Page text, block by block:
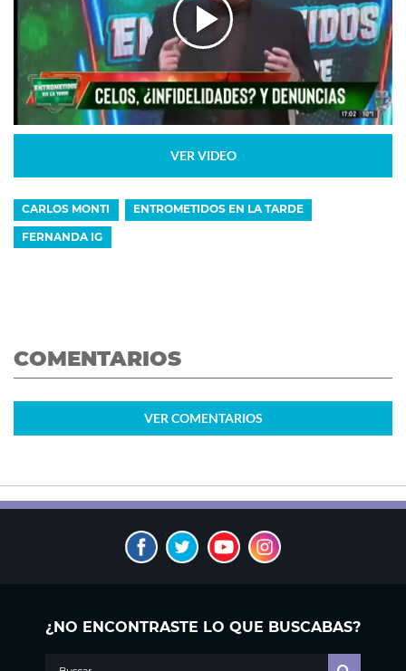
VER VIDEO
CARLOS MONTI ENTROMETIDOS EN LA TARDE
FERNANDA IG
COMENTARIOS
VER COMENTARIOS
¿NO ENCONTRASTE LO QUE BUSCABAS?